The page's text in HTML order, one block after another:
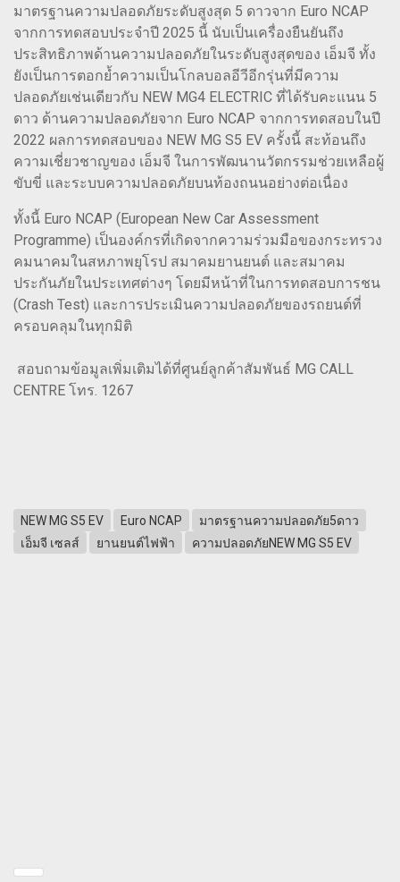
มาตรฐานความปลอดภัยระดับสูงสุด 5 ดาวจาก Euro NCAP
จากการทดสอบประจำปี 2025 นี้ นับเป็นเครื่องยืนยันถึง
ประสิทธิภาพด้านความปลอดภัยในระดับสูงสุดของ เอ็มจี ทั้ง
ยังเป็นการตอกย้ำความเป็นโกลบอลอีวีอีกรุ่นที่มีความ
ปลอดภัยเช่นเดียวกับ NEW MG4 ELECTRIC ที่ได้รับคะแนน 5
ดาว ด้านความปลอดภัยจาก Euro NCAP จากการทดสอบในปี
2022 ผลการทดสอบของ NEW MG S5 EV ครั้งนี้ สะท้อนถึง
ความเชี่ยวชาญของ เอ็มจี ในการพัฒนานวัตกรรมช่วยเหลือผู้
ขับขี่ และระบบความปลอดภัยบนท้องถนนอย่างต่อเนื่อง
ทั้งนี้ Euro NCAP (European New Car Assessment
Programme) เป็นองค์กรที่เกิดจากความร่วมมือของกระทรวง
คมนาคมในสหภาพยุโรป สมาคมยานยนต์ และสมาคม
ประกันภัยในประเทศต่างๆ โดยมีหน้าที่ในการทดสอบการชน
(Crash Test) และการประเมินความปลอดภัยของรถยนต์ที่
ครอบคลุมในทุกมิติ
สอบถามข้อมูลเพิ่มเติมได้ที่ศูนย์ลูกค้าสัมพันธ์ MG CALL
CENTRE โทร. 1267
NEW MG S5 EV Euro NCAP
มาตรฐานความปลอดภัย5ดาว
เอ็มจี เซลส์
ยานยนต์ไฟฟ้า ความปลอดภัยNEW MG S5 EV